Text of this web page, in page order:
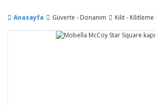
Anasayfa Güverte - Donanım Kilit - Kilitleme